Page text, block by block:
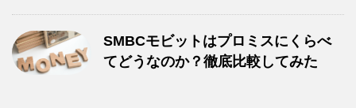
SMBCモビットはプロミスにくらべ
てどうなのか？徹底比較してみた